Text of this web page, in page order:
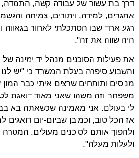
דרך בת עשור של עבודה קשה, התמדה,
אתגרים, למידה, ויתורים, צמיחה
רגע אחד שבו הסתכלתי לאחור בגאווה
היה שווה את זה".
את פעילות הסוכנים מנהל יד ימינה של
מנוסים ותותחים שרצים איתי כבר
משפחה וזה משהו שאני מאוד דואגת
לי בעולם. אני מאמינה שכשאתה בא
אז הכל טוב, וכמובן שביום-יום
ולהפוך אותם לסוכנים מעולים.
ולעלות מעלה".